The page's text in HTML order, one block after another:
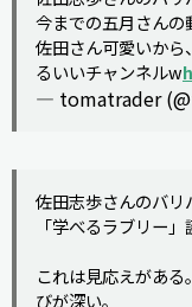
今までの五月さんの
佐田さん可愛いか
るいいチャンネルw
— tomatrader
佐田志歩さんのバ
「学べるラブリー」
これは見応えがあ
びが深い。